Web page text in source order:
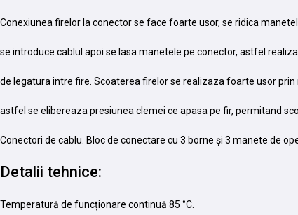
Conexiunea firelor la conector se face foarte usor, se ridica
se introduce cablul apoi se lasa manetele pe conector, astfel
de legatura intre fire. Scoaterea firelor se realizaza foarte usor prin
astfel se elibereaza presiunea clemei ce apasa pe fir, permitand
Conectori de cablu. Bloc de conectare cu 3 borne și 3 manete de
Detalii tehnice:
Temperatură de funcționare continuă 85 °C.